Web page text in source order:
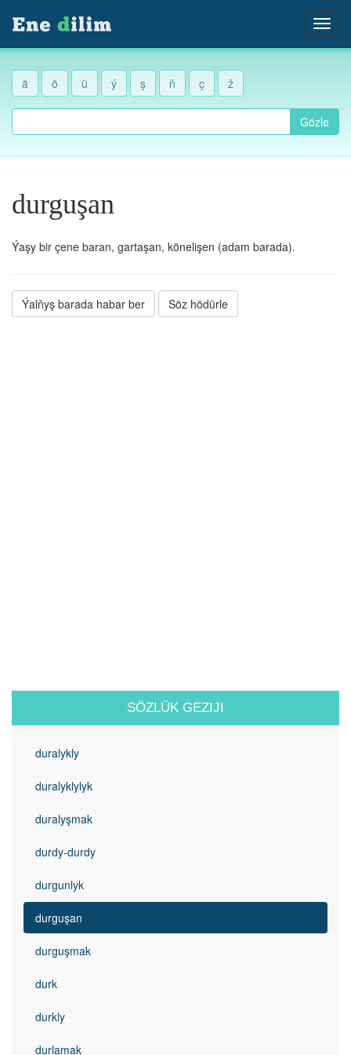
ä ö ü ý ş ň ç ž
Gözle
durguşan
Ýaşy bir çene baran, gartaşan, könelişen (adam barada).
Ýalňyş barada habar ber Söz hödürle
SÖZLÜK GEZIJI
duralykly
duralyklylyk
duralyşmak
durdy-durdy
durgunlyk
durguşan
durguşmak
durk
durkly
durlamak